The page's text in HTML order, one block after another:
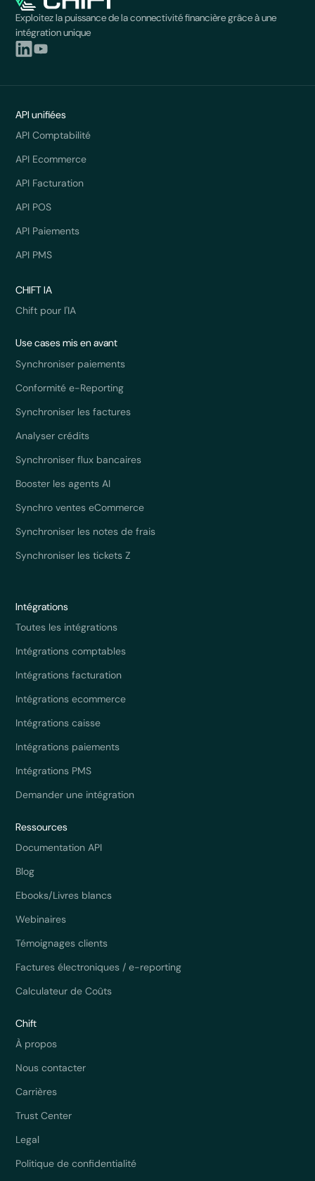
Exploitez la puissance de la connectivité financière grâce à une
intégration unique
API unifiées
API Comptabilité
API Ecommerce
API Facturation
API POS
API Paiements
API PMS
CHIFT IA
Chift pour l'IA
Use cases mis en avant
Synchroniser paiements
Conformité e-Reporting
Synchroniser les factures
Analyser crédits
Synchroniser flux bancaires
Booster les agents AI
Synchro ventes eCommerce
Synchroniser les notes de frais
Synchroniser les tickets Z
Intégrations
Toutes les intégrations
Intégrations comptables
Intégrations facturation
Intégrations ecommerce
Intégrations caisse
Intégrations paiements
Intégrations PMS
Demander une intégration
Ressources
Documentation API
Blog
Ebooks/Livres blancs
Webinaires
Témoignages clients
Factures électroniques / e-reporting
Calculateur de Coûts
Chift
À propos
Nous contacter
Carrières
Trust Center
Legal
Politique de confidentialité